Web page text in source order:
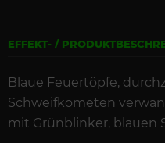
EFFEKT- /
Blaue Feuertöpfe,
Schweifkometen
mit Grünblinker, blauen